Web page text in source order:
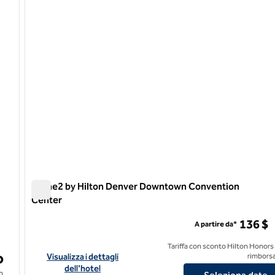
Denver
Home2 by Hilton Denver Downtown Convention
Center
Visualizza i dettagli dell'hotel Home2 by Hilton Denver
Visualizza i dettagli
dell'hotel
A partire da* 136 $
Tariffa con sconto Hilton Honors